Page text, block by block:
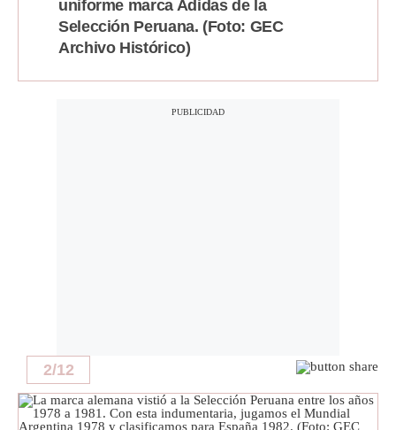
G de Gestión
Somos?
Términos
Y
Condiciones
uniforme marca Adidas de la
Selección Peruana. (Foto: GEC
Archivo Histórico)
2/12